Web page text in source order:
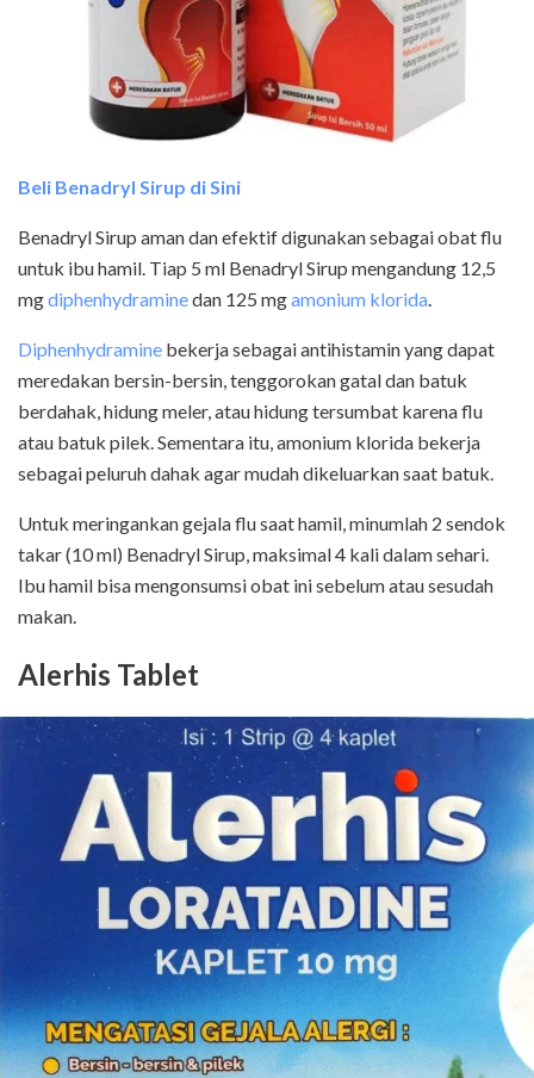
Beli Benadryl Sirup di Sini
Benadryl Sirup aman dan efektif digunakan sebagai obat flu
untuk ibu hamil. Tiap 5 ml Benadryl Sirup mengandung 12,5
mgdiphenhydraminedan 125 mgamonium klorida.
Diphenhydramine bekerja sebagai antihistamin yang dapat
meredakan bersin-bersin, tenggorokan gatal dan batuk
berdahak, hidung meler, atau hidung tersumbat karena flu
atau batuk pilek. Sementara itu, amonium klorida bekerja
sebagai peluruh dahak agar mudah dikeluarkan saat batuk.
Untuk meringankan gejala flu saat hamil, minumlah 2 sendok
takar (10 ml) Benadryl Sirup, maksimal 4 kali dalam sehari.
Ibu hamil bisa mengonsumsi obat ini sebelum atau sesudah
makan.
Alerhis Tablet